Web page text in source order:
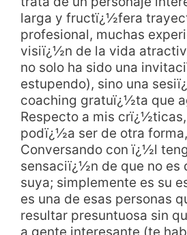
larga y fructï¿½fera
profesional, muchas
visiï¿½n de la vida
no solo ha sido una
estupendo), sino una
coaching gratuï¿½ta que
Respecto a mis
podï¿½a ser de otra
Conversando con ï¿½l
sensaciï¿½n de que no es
suya; simplemente es su
es una de esas personas
resultar presuntuosa sin
a gente interesante (te